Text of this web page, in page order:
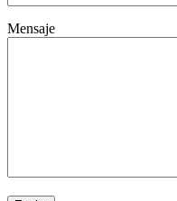
Mensaje